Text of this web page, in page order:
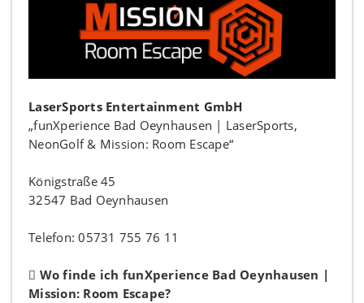
LaserSports Entertainment GmbH
„funXperience Bad Oeynhausen | LaserSports,
NeonGolf & Mission: Room Escape“
Königstraße 45
32547 Bad Oeynhausen
Telefon: 05731 755 76 11
Wo finde ich funXperience Bad Oeynhausen |
Mission: Room Escape?